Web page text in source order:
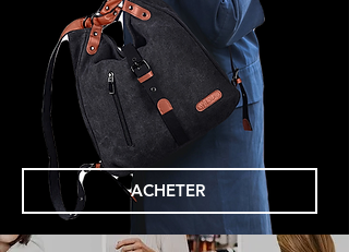
ACHETER